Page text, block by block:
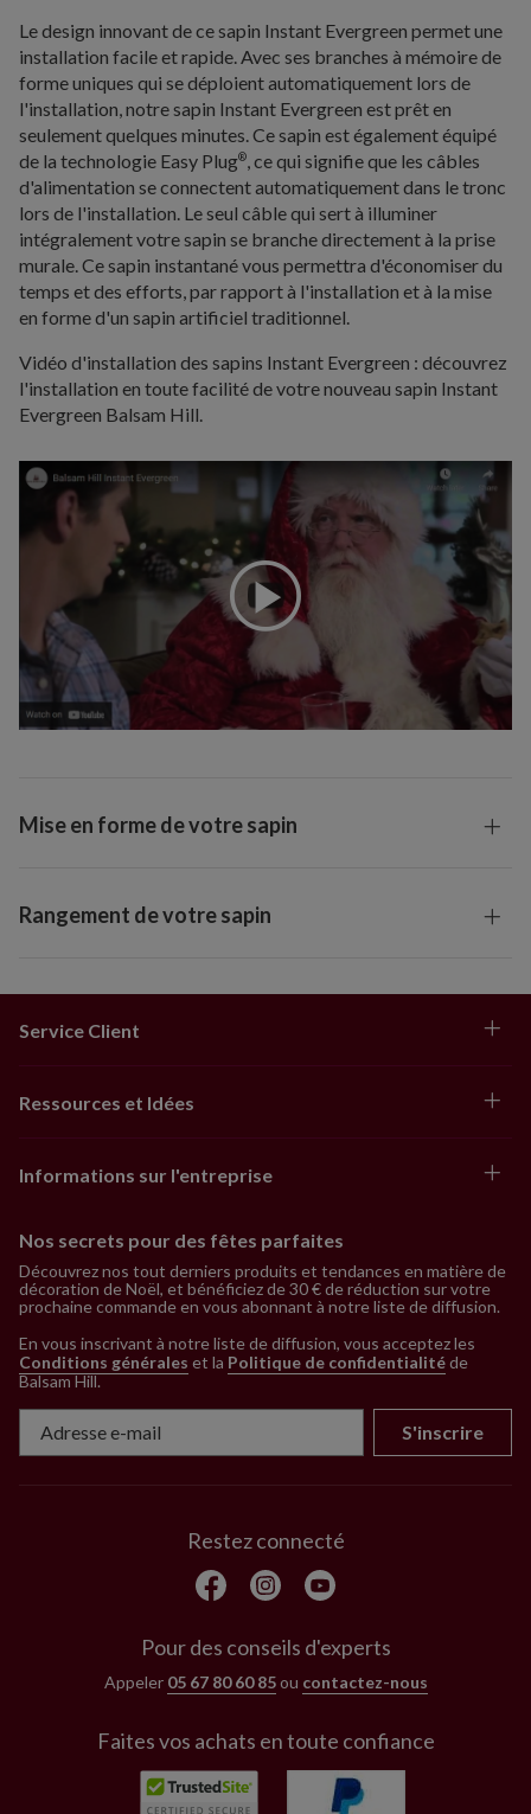
Le design innovant de ce sapin Instant Evergreen permet une
installation facile et rapide. Avec ses branches à mémoire de
forme uniques qui se déploient automatiquement lors de
l'installation, notre sapin Instant Evergreen est prêt en
seulement quelques minutes. Ce sapin est également équipé
de la technologie Easy Plug®, ce qui signifie que les câbles
d'alimentation se connectent automatiquement dans le tronc
lors de l'installation. Le seul câble qui sert à illuminer
intégralement votre sapin se branche directement à la prise
murale. Ce sapin instantané vous permettra d'économiser du
temps et des efforts, par rapport à l'installation et à la mise
en forme d'un sapin artificiel traditionnel.
Vidéo d'installation des sapins Instant Evergreen : découvrez
l'installation en toute facilité de votre nouveau sapin Instant
Evergreen Balsam Hill.
Mise en forme de votre sapin
Rangement de votre sapin
Service Client
Ressources et Idées
Informations sur l'entreprise
Nos secrets pour des fêtes parfaites
Découvrez nos tout derniers produits et tendances en matière de
décoration de Noël, et bénéficiez de 30 € de réduction sur votre
prochaine commande en vous abonnant à notre liste de diffusion.
En vous inscrivant à notre liste de diffusion, vous acceptez les
Conditions générales et la Politique de confidentialitéde
Balsam Hill.
S'inscrire
Restez connecté
Pour des conseils d'experts
Appeler 05 67 80 60 85ou contactez-nous
Faites vos achats en toute confiance